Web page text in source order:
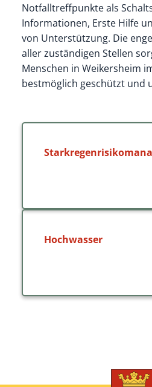
Notfalltreffpunkte als
Informationen, Erste Hilfe
von Unterstützung. Die
aller zuständigen Stellen
Menschen in Weikersheim
bestmöglich geschützt und
Hochwasser